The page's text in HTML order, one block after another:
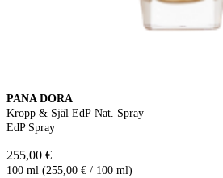
PANA DORA
Kropp & Själ EdP Nat. Spray
EdP Spray
255,00 €
100 ml (255,00 € / 100 ml)